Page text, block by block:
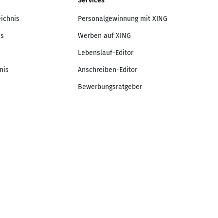
Personalgewinnung mit XING
Werben auf XING
Lebenslauf-Editor
Anschreiben-Editor
Bewerbungsratgeber